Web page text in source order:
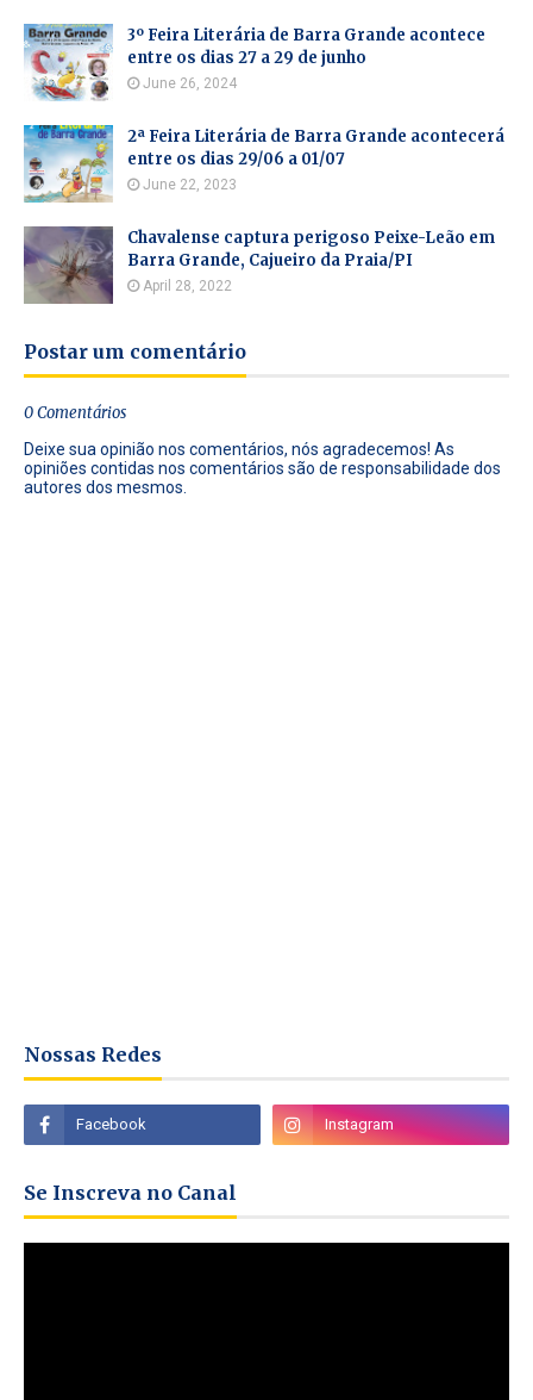
3º Feira Literária de Barra Grande acontece
entre os dias 27 a 29 de junho
June 26, 2024
2ª Feira Literária de Barra Grande acontecerá
entre os dias 29/06 a 01/07
June 22, 2023
Chavalense captura perigoso Peixe-Leão em
Barra Grande, Cajueiro da Praia/PI
April 28, 2022
Postar um comentário
0 Comentários
Deixe sua opinião nos comentários, nós agradecemos! As
opiniões contidas nos comentários são de responsabilidade dos
autores dos mesmos.
Nossas Redes
Se Inscreva no Canal